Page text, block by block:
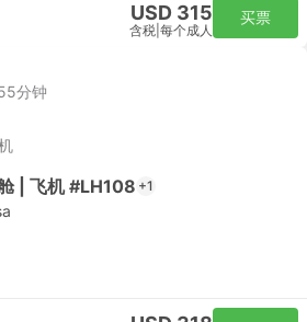
USD 315
含税 每个成人
买票
分钟
| 飞机 #LH108 +1